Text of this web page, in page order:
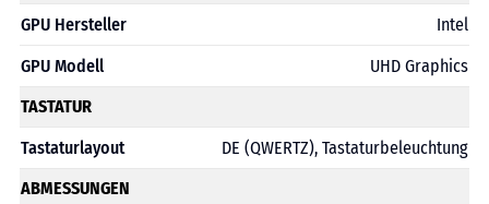
GPU Hersteller
Intel
GPU Modell
UHD Graphics
TASTATUR
Tastaturlayout
DE (QWERTZ), Tastaturbeleuchtung
ABMESSUNGEN